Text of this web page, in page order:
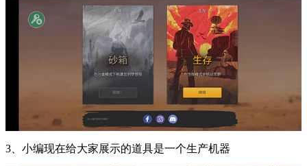
3、小编现在给大家展示的道具是一个生产机器